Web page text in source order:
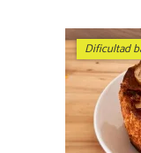
Dificultad